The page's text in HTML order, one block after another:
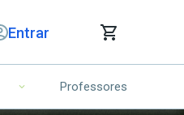
Entrar
Professores